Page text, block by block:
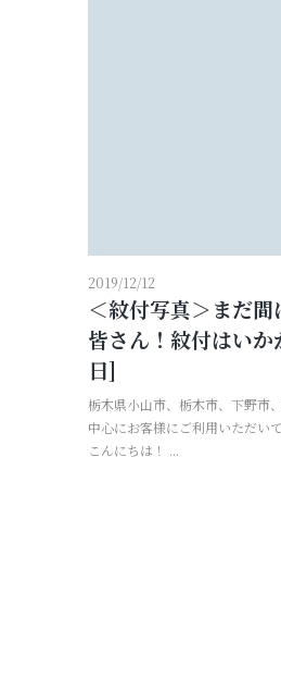
2019/12/12
＜紋付写真＞まだ
皆さん！紋付はい
日]
栃木県小山市、栃木市、下野市
中心にお客様にご利用いただい
こんにちは！ ...